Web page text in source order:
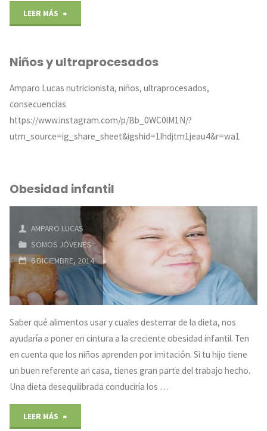
LEER MÁS
hijo
come
(objetos
no
identificados)"
Niños y ultraprocesados
Amparo Lucas nutricionista, niños, ultraprocesados,
consecuencias
https://www.instagram.com/p/Bb_0WC0lM1N/?
utm_source=ig_share_sheet&igshid=1lhdjtm1jeau4&r=wa1
Obesidad infantil
AMPARO LUCAS
SOMOS JÓVENES
6 DICIEMBRE, 2014
Saber qué alimentos usar y cuales desterrar de la dieta, nos
ayudaría a poner en cintura a la creciente obesidad infantil. Ten
en cuenta que los niños aprenden por imitación. Si tu hijo tiene
un buen referente an casa, tienes gran parte del trabajo hecho.
Una dieta desequilibrada conduciría los …
LEER MÁS